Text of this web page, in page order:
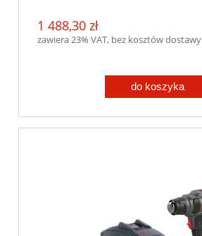
1 488,30 zł
zawiera 23% VAT, bez kosztów dostawy
do koszyka